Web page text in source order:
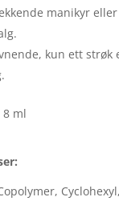
manikyr
kun ett strøk
8 ml
Cyclohexyl,